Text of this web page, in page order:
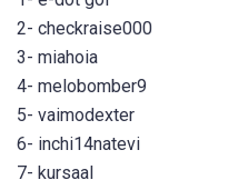
2- checkraise000
3- miahoia
4- melobomber9
5- vaimodexter
6- inchi14natevi
7- kursaal